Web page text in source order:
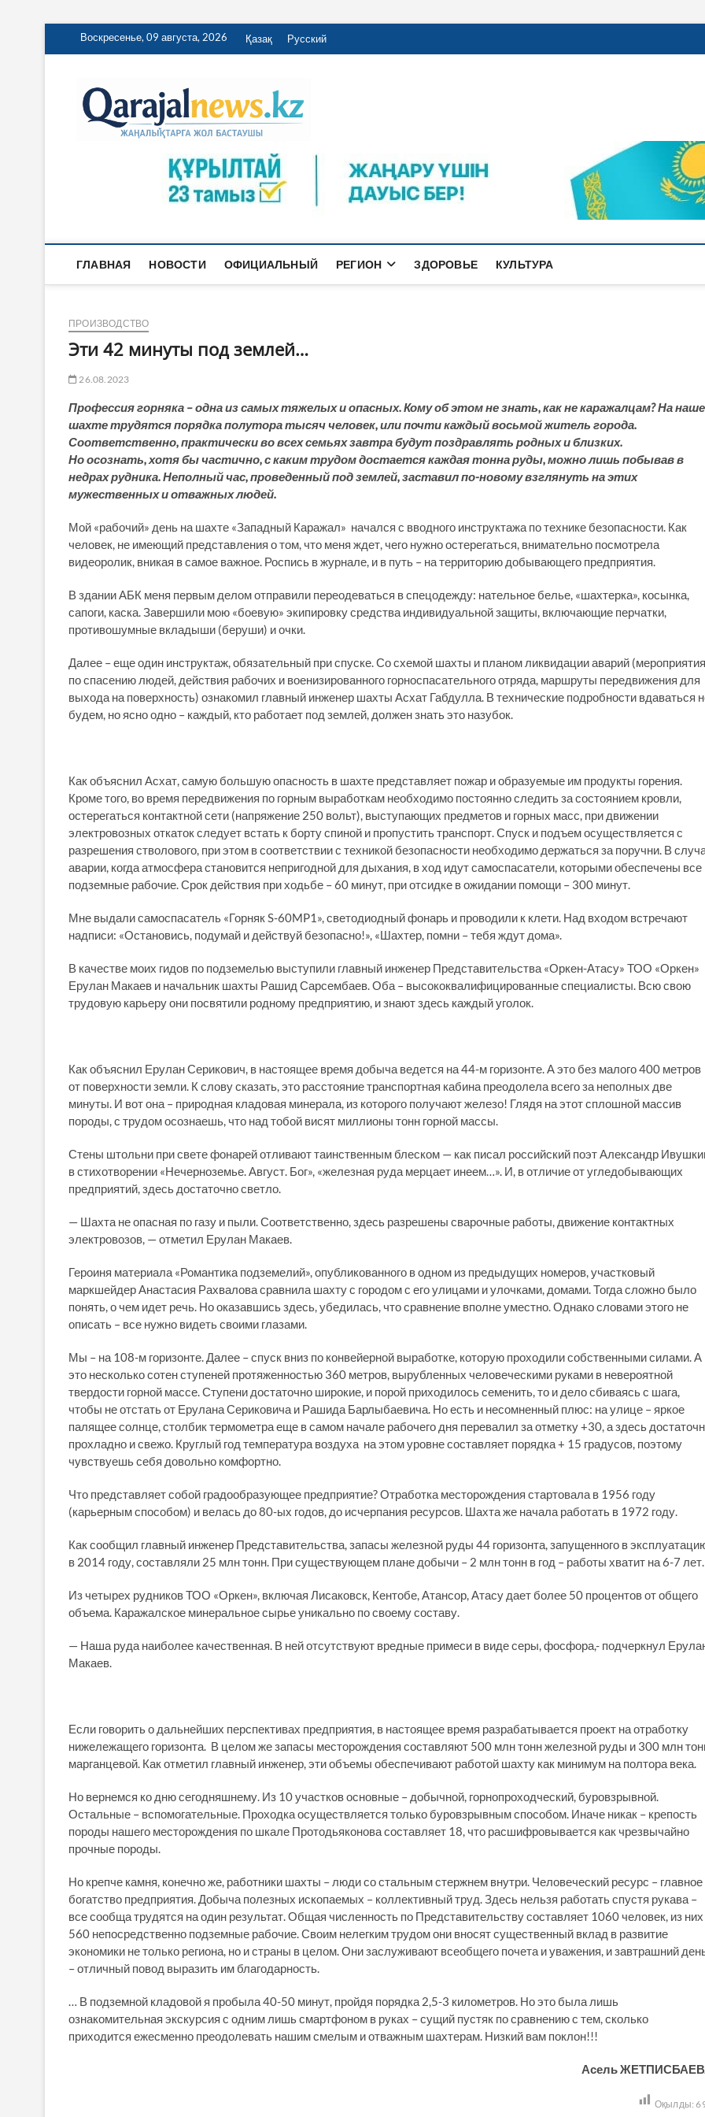
ПерейтиВоскресенье, 09 августа, 2026 Қазақ Русский
ГЛАВНАЯ НОВОСТИ ОФИЦИАЛЬНЫЙ РЕГИОН ЗДОРОВЬЕ КУЛЬТУРА
ПРОИЗВОДСТВО
Эти 42 минуты под землей…
26.08.2023
Профессия горняка – одна из самых тяжелых и опасных. Кому об этом не знать, как не каражалцам? На
шахте трудятся порядка полутора тысяч человек, или почти каждый восьмой житель города.
Соответственно, практически во всех семьях завтра будут поздравлять родных и близких.
Но осознать, хотя бы частично, с каким трудом достается каждая тонна руды, можно лишь побывав в
недрах рудника. Неполный час, проведенный под землей, заставил по-новому взглянуть на этих
мужественных и отважных людей.
Мой «рабочий» день на шахте «Западный Каражал» начался с вводного инструктажа по технике безопасности. Как
человек, не имеющий представления о том, что меня ждет, чего нужно остерегаться, внимательно посмотрела
видеоролик, вникая в самое важное. Роспись в журнале, и в путь – на территорию добывающего предприятия.
В здании АБК меня первым делом отправили переодеваться в спецодежду: нательное белье, «шахтерка», косынка,
сапоги, каска. Завершили мою «боевую» экипировку средства индивидуальной защиты, включающие перчатки,
противошумные вкладыши (беруши) и очки.
Далее – еще один инструктаж, обязательный при спуске. Со схемой шахты и планом ликвидации аварий (мероприятия
по спасению людей, действия рабочих и военизированного горноспасательного отряда, маршруты передвижения для
выхода на поверхность) ознакомил главный инженер шахты Асхат Габдулла. В технические подробности вдаваться
будем, но ясно одно – каждый, кто работает под землей, должен знать это назубок.
Как объяснил Асхат, самую большую опасность в шахте представляет пожар и образуемые им продукты горения.
Кроме того, во время передвижения по горным выработкам необходимо постоянно следить за состоянием кровли,
остерегаться контактной сети (напряжение 250 вольт), выступающих предметов и горных масс, при движении
электровозных откаток следует встать к борту спиной и пропустить транспорт. Спуск и подъем осуществляется с
разрешения стволового, при этом в соответствии с техникой безопасности необходимо держаться за поручни. В
аварии, когда атмосфера становится непригодной для дыхания, в ход идут самоспасатели, которыми обеспечены все
подземные рабочие. Срок действия при ходьбе – 60 минут, при отсидке в ожидании помощи – 300 минут.
Мне выдали самоспасатель «Горняк S-60MP1», светодиодный фонарь и проводили к клети. Над входом встречают
надписи: «Остановись, подумай и действуй безопасно!», «Шахтер, помни – тебя ждут дома».
В качестве моих гидов по подземелью выступили главный инженер Представительства «Оркен-Атасу» ТОО «Оркен»
Ерулан Макаев и начальник шахты Рашид Сарсембаев. Оба – высококвалифицированные специалисты. Всю свою
трудовую карьеру они посвятили родному предприятию, и знают здесь каждый уголок.
Как объяснил Ерулан Серикович, в настоящее время добыча ведется на 44-м горизонте. А это без малого 400 метров
от поверхности земли. К слову сказать, это расстояние транспортная кабина преодолела всего за неполных две
минуты. И вот она – природная кладовая минерала, из которого получают железо! Глядя на этот сплошной массив
породы, с трудом осознаешь, что над тобой висят миллионы тонн горной массы.
Стены штольни при свете фонарей отливают таинственным блеском — как писал российский поэт Александр
в стихотворении «Нечерноземье. Август. Бог», «железная руда мерцает инеем…». И, в отличие от угледобывающих
предприятий, здесь достаточно светло.
— Шахта не опасная по газу и пыли. Соответственно, здесь разрешены сварочные работы, движение контактных
электровозов, — отметил Ерулан Макаев.
Героиня материала «Романтика подземелий», опубликованного в одном из предыдущих номеров, участковый
маркшейдер Анастасия Рахвалова сравнила шахту с городом с его улицами и улочками, домами. Тогда сложно было
понять, о чем идет речь. Но оказавшись здесь, убедилась, что сравнение вполне уместно. Однако словами этого не
описать – все нужно видеть своими глазами.
Мы – на 108-м горизонте. Далее – спуск вниз по конвейерной выработке, которую проходили собственными силами. А
это несколько сотен ступеней протяженностью 360 метров, вырубленных человеческими руками в невероятной
твердости горной массе. Ступени достаточно широкие, и порой приходилось семенить, то и дело сбиваясь с шага,
чтобы не отстать от Ерулана Сериковича и Рашида Барлыбаевича. Но есть и несомненный плюс: на улице – яркое
палящее солнце, столбик термометра еще в самом начале рабочего дня перевалил за отметку +30, а здесь
прохладно и свежо. Круглый год температура воздуха на этом уровне составляет порядка + 15 градусов, поэтому
чувствуешь себя довольно комфортно.
Что представляет собой градообразующее предприятие? Отработка месторождения стартовала в 1956 году
(карьерным способом) и велась до 80-ых годов, до исчерпания ресурсов. Шахта же начала работать в 1972 году.
Как сообщил главный инженер Представительства, запасы железной руды 44 горизонта, запущенного в
в 2014 году, составляли 25 млн тонн. При существующем плане добычи – 2 млн тонн в год – работы хватит на 6-7 лет.
Из четырех рудников ТОО «Оркен», включая Лисаковск, Кентобе, Атансор, Атасу дает более 50 процентов от общего
объема. Каражалское минеральное сырье уникально по своему составу.
— Наша руда наиболее качественная. В ней отсутствуют вредные примеси в виде серы, фосфора,- подчеркнул
Макаев.
Если говорить о дальнейших перспективах предприятия, в настоящее время разрабатывается проект на отработку
нижележащего горизонта. В целом же запасы месторождения составляют 500 млн тонн железной руды и 300 млн
марганцевой. Как отметил главный инженер, эти объемы обеспечивают работой шахту как минимум на полтора века.
Но вернемся ко дню сегодняшнему. Из 10 участков основные – добычной, горнопроходческий, буровзрывной.
Остальные – вспомогательные. Проходка осуществляется только буровзрывным способом. Иначе никак – крепость
породы нашего месторождения по шкале Протодьяконова составляет 18, что расшифровывается как чрезвычайно
прочные породы.
Но крепче камня, конечно же, работники шахты – люди со стальным стержнем внутри. Человеческий ресурс – главное
богатство предприятия. Добыча полезных ископаемых – коллективный труд. Здесь нельзя работать спустя рукава –
все сообща трудятся на один результат. Общая численность по Представительству составляет 1060 человек, из них
560 непосредственно подземные рабочие. Своим нелегким трудом они вносят существенный вклад в развитие
экономики не только региона, но и страны в целом. Они заслуживают всеобщего почета и уважения, и завтрашний
– отличный повод выразить им благодарность.
… В подземной кладовой я пробыла 40-50 минут, пройдя порядка 2,5-3 километров. Но это была лишь
ознакомительная экскурсия с одним лишь смартфоном в руках – сущий пустяк по сравнению с тем, сколько
приходится ежесменно преодолевать нашим смелым и отважным шахтерам. Низкий вам поклон!!!
Асель
Оқылды: